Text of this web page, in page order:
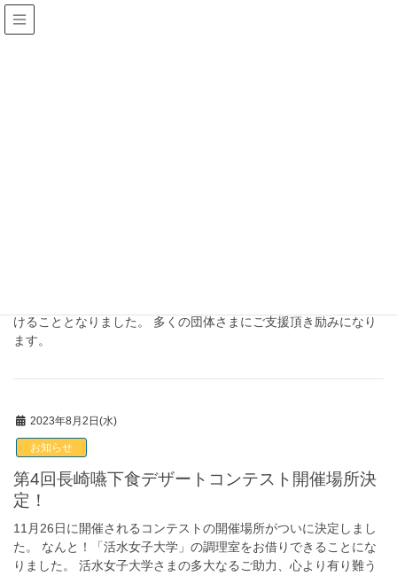
けることとなりました。 多くの団体さまにご支援頂き励みになり
ます。
2023年8月2日(水)
お知らせ
第4回長崎嚥下食デザートコンテスト開催場所決
定！
11月26日に開催されるコンテストの開催場所がついに決定しまし
た。 なんと！「活水女子大学」の調理室をお借りできることにな
りました。 活水女子大学さまの多大なるご助力、心より有り難う